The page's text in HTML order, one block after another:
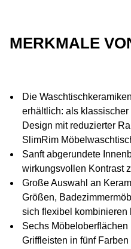
MERKMALE
Die
erhältlich: als
Design mit reduzierter
SlimRim
Sanft abgerundete
wirkungsvollen Kontrast
Große Auswahl an
Größen,
sich flexibel kombinieren
Sechs
Griffleisten in fünf